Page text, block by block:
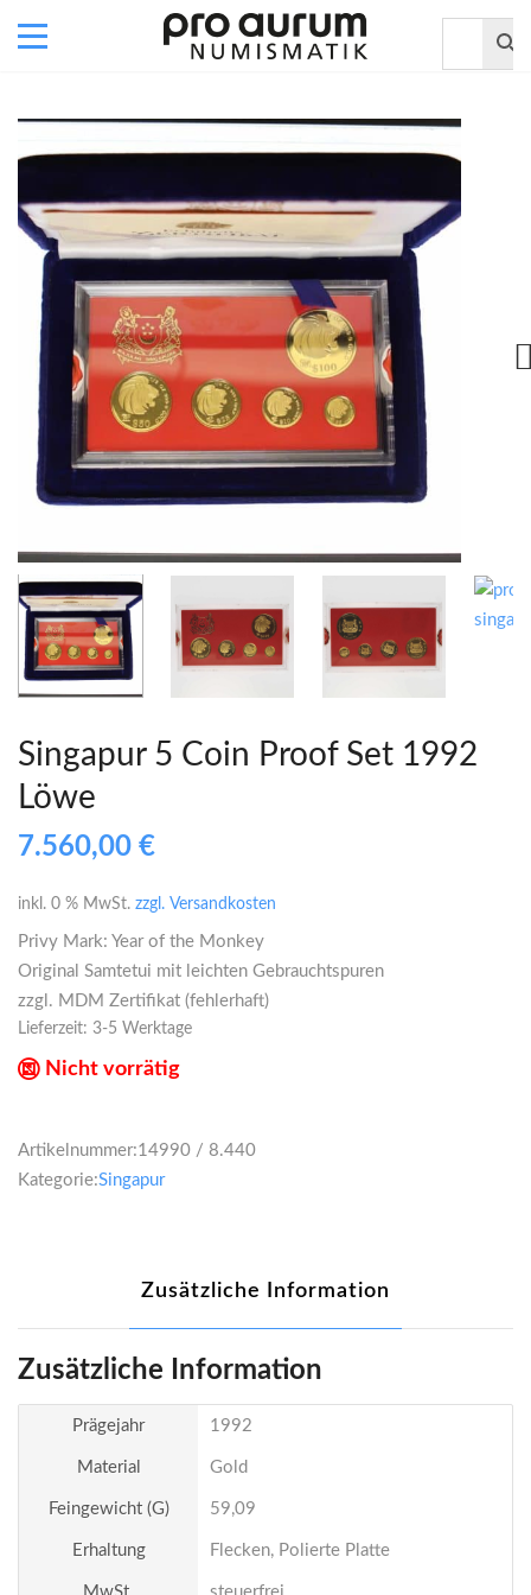
Singapur 5 Coin Proof Set 1992
Löwe
7.560,00 €
inkl. 0 % MwSt. zzgl. Versandkosten
Privy Mark: Year of the Monkey
Original Samtetui mit leichten Gebrauchtspuren
zzgl. MDM Zertifikat (fehlerhaft)
Lieferzeit: 3-5 Werktage
Nicht vorrätig
Artikelnummer:14990 / 8.440
Kategorie:Singapur
Zusätzliche Information
Zusätzliche Information
Prägejahr 1992
Material Gold
Feingewicht (g) 59,09
Erhaltung Flecken, Polierte Platte